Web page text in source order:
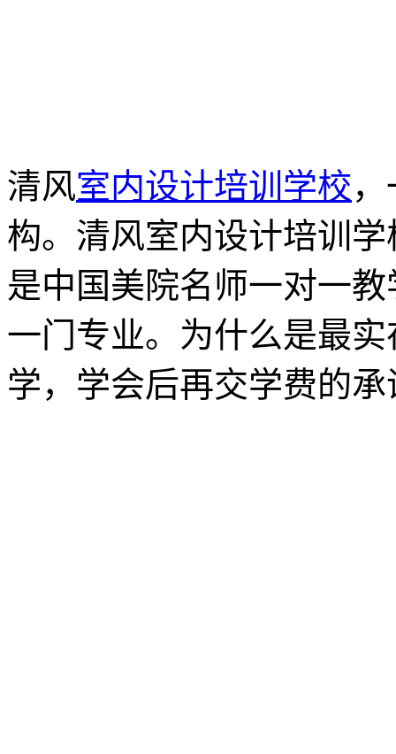
清风室内设计培训学校
构。清风室内设计培训
是中国美院名师一对一
一门专业。为什么是最
学，学会后再交学费的承